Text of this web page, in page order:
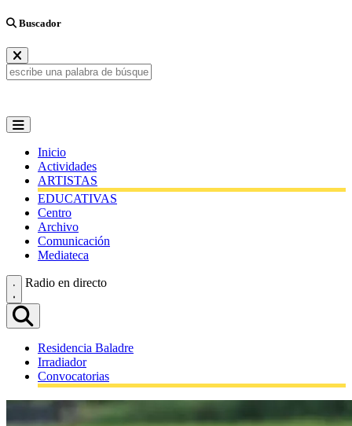
Buscador
Inicio
Actividades
ARTISTAS
EDUCATIVAS
Centro
Archivo
Comunicación
Mediateca
Radio en directo
Residencia Baladre
Irradiador
Convocatorias